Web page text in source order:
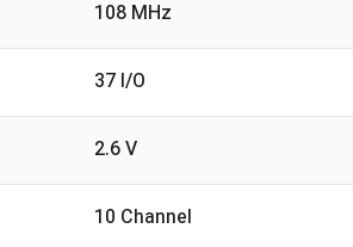
108 MHz
37 I/O
2.6 V
10 Channel